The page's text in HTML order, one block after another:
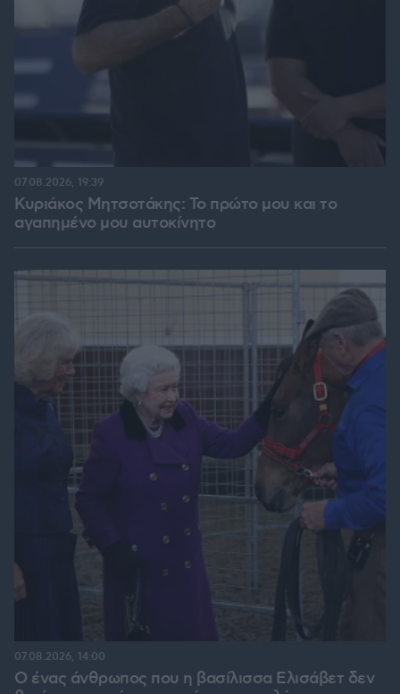
Κυριάκος Μητσοτάκης: Το πρώτο μου και το
αγαπημένο μου αυτοκίνητο
07.08.2026, 19:39
Ο ένας άνθρωπος που η βασίλισσα Ελισάβετ δεν
07.08.2026, 14:00